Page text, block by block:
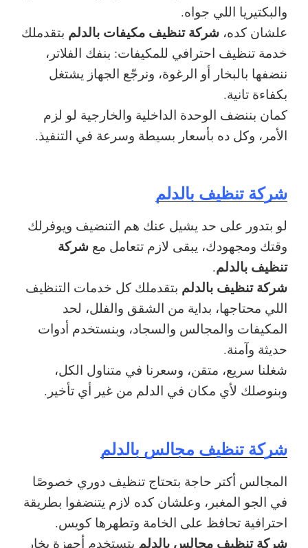
والبكتيريا اللي جواه.
علشان كده، شركة تنظيف مكيفات بالدلم بتقدملك
خدمة تنظيف احترافي للمكيفات: بنفك الفلاتر،
ننضفها بالبخار أو الرغوة، ونرجّع الجهاز يشتغل
بكفاءة تانية.
كمان بننضف الوحدة الداخلية والخارجية لو لزم
الأمر، وكل ده بأسعار بسيطة وسرعة في التنفيذ.
شركة تنظيف بالدلم
لو بتدور على حد يشيل عنك هم التنضيف ويوفرلك
وقتك ومجهودك، يبقى لازم تتعامل مع شركة
تنظيف بالدلم.
شركة تنظيف بالدلم بتقدملك كل خدمات التنظيف
اللي محتاجها، بداية من الشقق والفلل، لحد
المكيفات والمجالس والسجاد، وبنستخدم أدوات
حديثة وآمنة.
شغلنا سريع، متقن، وسعرنا في متناول الكل،
وبنوصلك لأي مكان في الدلم من غير أي تأخير.
شركة تنظيف مجالس بالدلم
المجالس أكتر حاجة بتحتاج تنظيف دوري خصوصًا
في الجو المغبر، وعلشان كده لازم يتنضفوا بطريقة
احترافية تحافظ على الخامة وتطهرها كويس.
شركة تنظيف مجالس بالدلم بتستخدم أجهزة بخار